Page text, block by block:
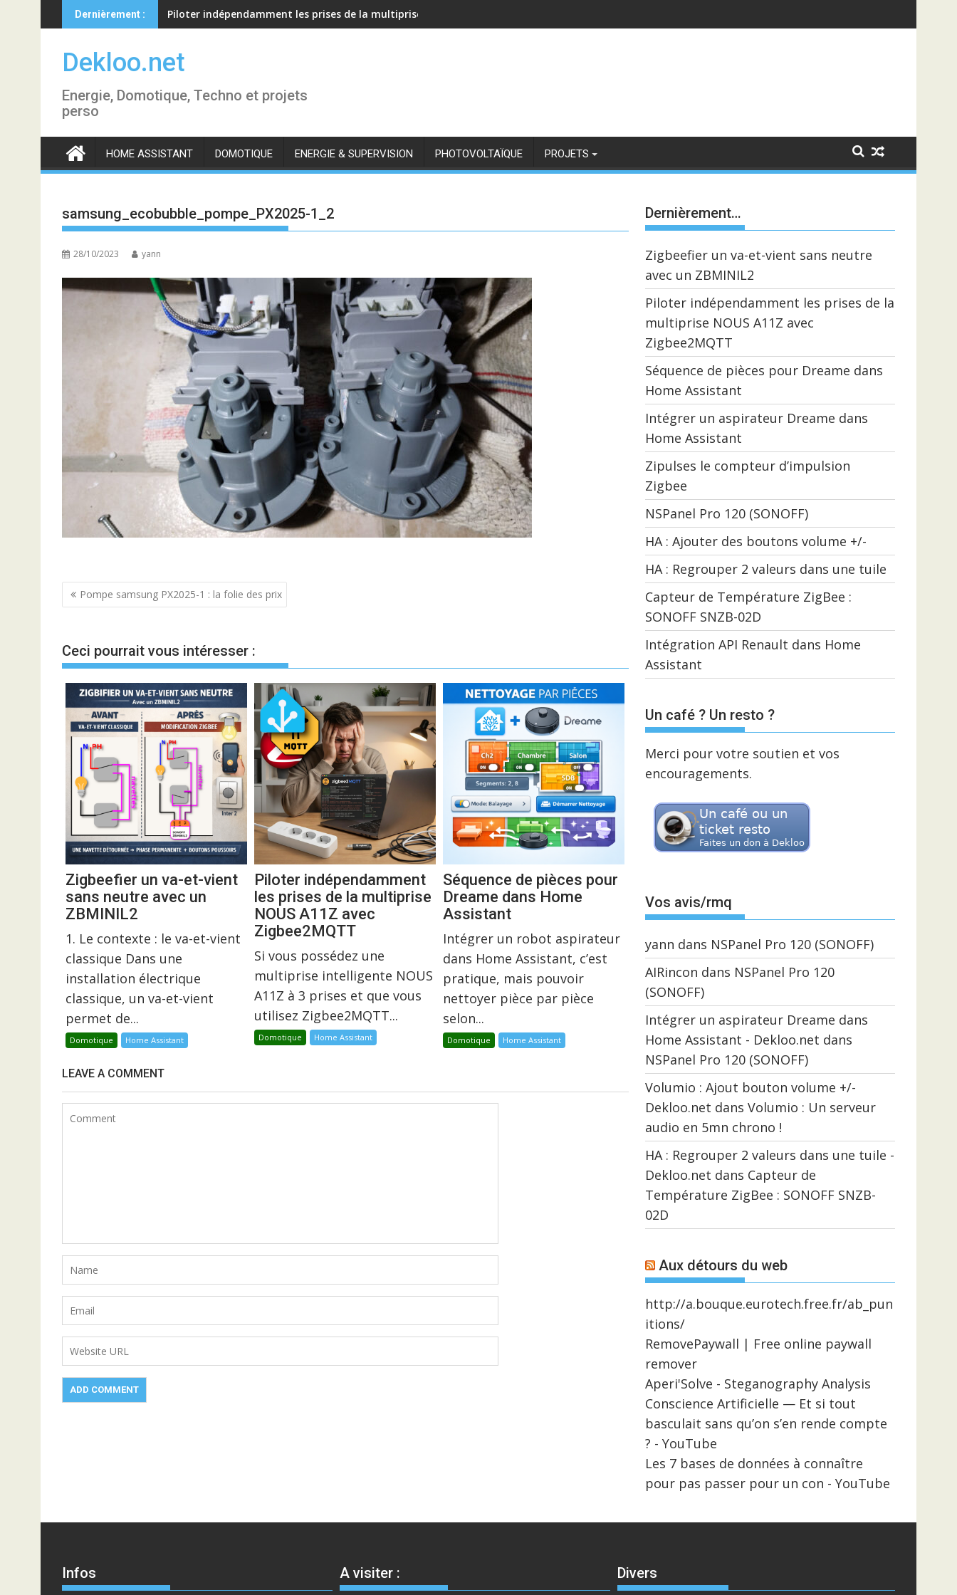
to
content
Dernièrement : Piloter indépendamment les prises de la multiprise NOUS A11Z avec Zigbee2MQTT
Dekloo.net
Energie, Domotique, Techno et projets
perso
HOME ASSISTANT DOMOTIQUE ENERGIE & SUPERVISION PHOTOVOLTAÏQUE PROJETS
samsung_ecobubble_pompe_PX2025-1_2
28/10/2023 yann
Navigation
l’article
Pompe samsung PX2025-1 : la folie des prix
Ceci pourrait vous intéresser :
Zigbeefier un va-et-vient
sans neutre avec un
ZBMINIL2
1. Le contexte : le va-et-vient
classique Dans une
installation électrique
classique, un va-et-vient
permet de...
Domotique Home Assistant
Piloter indépendamment
les prises de la multiprise
NOUS A11Z avec
Zigbee2MQTT
Si vous possédez une
multiprise intelligente NOUS
A11Z à 3 prises et que vous
utilisez Zigbee2MQTT...
Domotique Home Assistant
Séquence de pièces pour
Dreame dans Home
Assistant
Intégrer un robot aspirateur
dans Home Assistant, c’est
pratique, mais pouvoir
nettoyer pièce par pièce
selon...
Domotique Home Assistant
LEAVE A COMMENT
Dernièrement…
Zigbeefier un va-et-vient sans neutre
avec un ZBMINIL2
Piloter indépendamment les prises de la
multiprise NOUS A11Z avec
Zigbee2MQTT
Séquence de pièces pour Dreame dans
Home Assistant
Intégrer un aspirateur Dreame dans
Home Assistant
Zipulses le compteur d’impulsion
Zigbee
NSPanel Pro 120 (SONOFF)
HA : Ajouter des boutons volume +/-
HA : Regrouper 2 valeurs dans une tuile
Capteur de Température ZigBee :
SONOFF SNZB-02D
Intégration API Renault dans Home
Assistant
Un café ? Un resto ?
Merci pour votre soutien et vos
encouragements.
Vos avis/rmq
yann dans NSPanel Pro 120 (SONOFF)
AIRincon dans NSPanel Pro 120
(SONOFF)
Intégrer un aspirateur Dreame dans
Home Assistant - Dekloo.net dans
NSPanel Pro 120 (SONOFF)
Volumio : Ajout bouton volume +/-
Dekloo.net dans Volumio : Un serveur
audio en 5mn chrono !
HA : Regrouper 2 valeurs dans une tuile -
Dekloo.net dans Capteur de
Température ZigBee : SONOFF SNZB-
02D
Aux détours du web
http://a.bouque.eurotech.free.fr/ab_pun
itions/
RemovePaywall | Free online paywall
remover
Aperi'Solve - Steganography Analysis
Conscience Artificielle — Et si tout
basculait sans qu’on s’en rende compte
? - YouTube
Les 7 bases de données à connaître
pour pas passer pour un con - YouTube
Infos A visiter : Divers